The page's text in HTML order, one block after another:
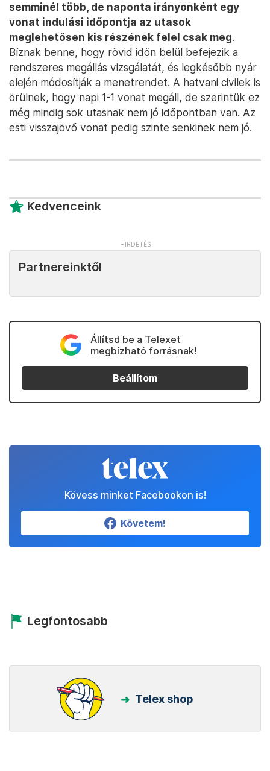
semminél több, de naponta irányonként egy
vonat indulási időpontja az utasok
meglehetősen kis részének felel csak meg.
Bíznak benne, hogy rövid időn belül befejezik a
rendszeres megállás vizsgálatát, és legkésőbb nyár
elején módosítják a menetrendet. A hatvani civilek is
örülnek, hogy napi 1-1 vonat megáll, de szerintük ez
még mindig sok utasnak nem jó időpontban van. Az
esti visszajövő vonat pedig szinte senkinek nem jó.
Kedvenceink
Partnereinktől
Állítsd be a Telexet
megbízható forrásnak!
Beállítom
Kövess minket Facebookon is!
Követem!
Legfontosabb
Telex shop